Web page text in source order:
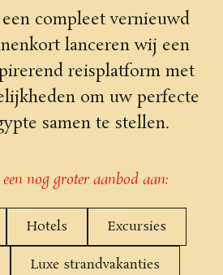
compleet vernieuwd
lanceren wij een
reisplatform met
om uw perfecte
samen te stellen.
nog groter aanbod aan:
Hotels Excursies
Luxe strandvakanties